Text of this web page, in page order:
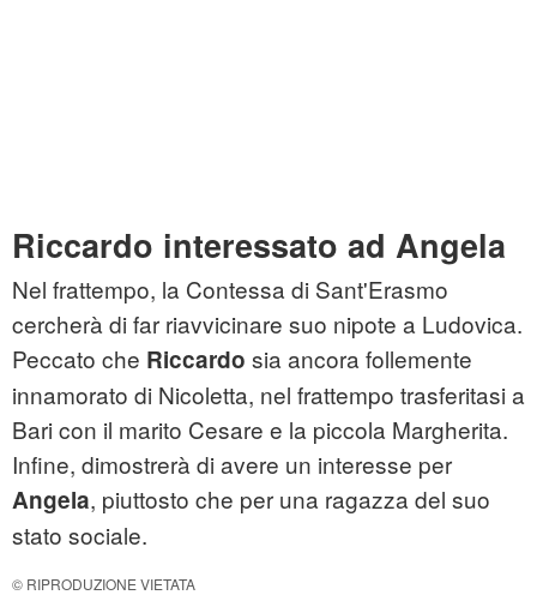
Riccardo interessato ad Angela
Nel frattempo, la Contessa di Sant'Erasmo
cercherà di far riavvicinare suo nipote a Ludovica.
Peccato che Riccardo sia ancora follemente
innamorato di Nicoletta, nel frattempo trasferitasi a
Bari con il marito Cesare e la piccola Margherita.
Infine, dimostrerà di avere un interesse per
Angela, piuttosto che per una ragazza del suo
stato sociale.
© RIPRODUZIONE VIETATA